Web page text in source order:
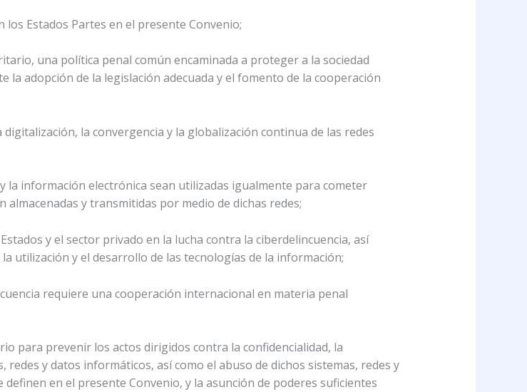
Estados Partes en el presente Convenio;
una política penal común encaminada a proteger a la sociedad
adopción de la legislación adecuada y el fomento de la cooperación
la convergencia y la globalización continua de las redes
la información electrónica sean utilizadas igualmente para cometer
y transmitidas por medio de dichas redes;
y el sector privado en la lucha contra la ciberdelincuencia, así
utilización y el desarrollo de las tecnologías de la información;
requiere una cooperación internacional en materia penal
para prevenir los actos dirigidos contra la confidencialidad, la
y datos informáticos, así como el abuso de dichos sistemas, redes y
en el presente Convenio, y la asunción de poderes suficientes